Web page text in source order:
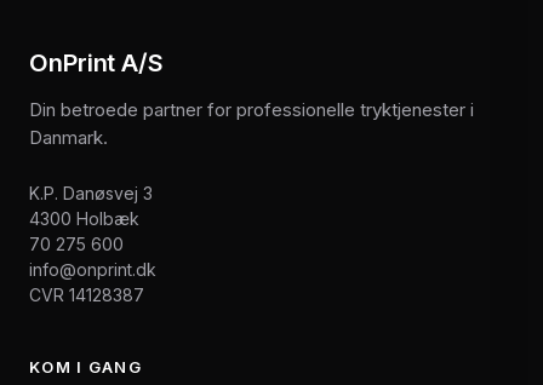
OnPrint A/S
Din betroede partner for professionelle tryktjenester i
Danmark.
K.P. Danøsvej 3
4300 Holbæk
70 275 600
info@onprint.dk
CVR 14128387
KOM I GANG